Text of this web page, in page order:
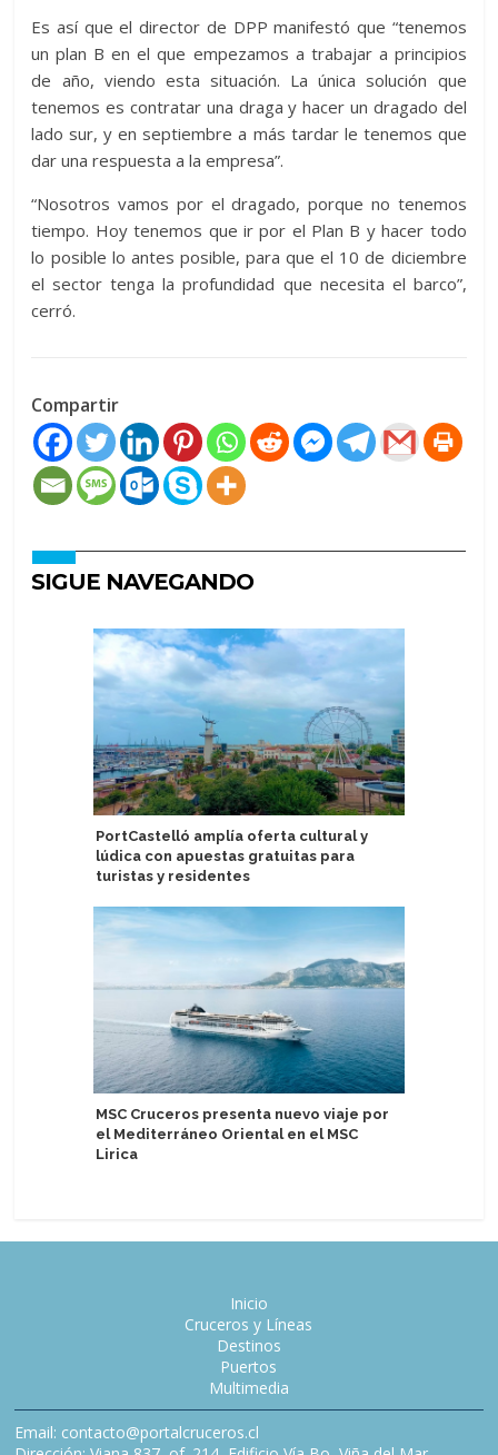
Es así que el director de DPP manifestó que “tenemos
un plan B en el que empezamos a trabajar a principios
de año, viendo esta situación. La única solución que
tenemos es contratar una draga y hacer un dragado del
lado sur, y en septiembre a más tardar le tenemos que
dar una respuesta a la empresa”.
“Nosotros vamos por el dragado, porque no tenemos
tiempo. Hoy tenemos que ir por el Plan B y hacer todo
lo posible lo antes posible, para que el 10 de diciembre
el sector tenga la profundidad que necesita el barco”,
cerró.
Compartir
SIGUE NAVEGANDO
PortCastelló amplía oferta cultural y
lúdica con apuestas gratuitas para
turistas y residentes
MSC Cruceros presenta nuevo viaje por
el Mediterráneo Oriental en el MSC
Lirica
Inicio
Cruceros y Líneas
Destinos
Puertos
Multimedia
Email: contacto@portalcruceros.cl